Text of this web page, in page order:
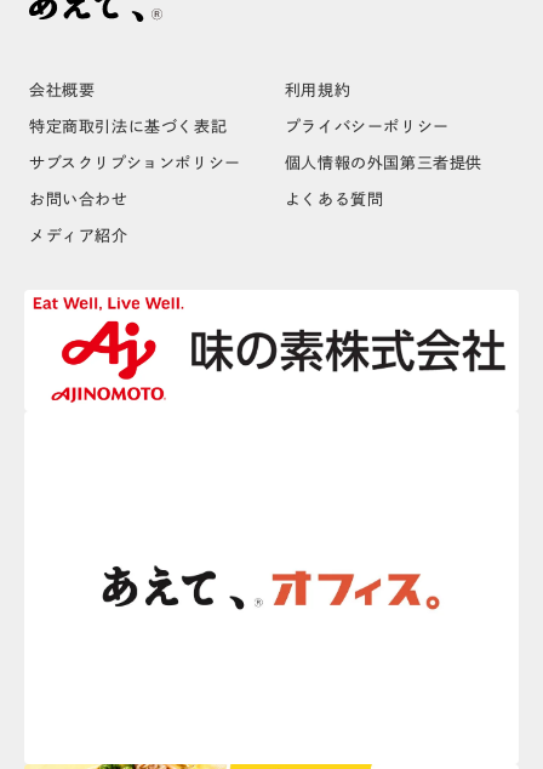
会社概要 利用規約
特定商取引法に基づく表記 プライバシーポリシー
サブスクリプションポリシー 個人情報の外国第三者提供
お問い合わせ よくある質問
メディア紹介